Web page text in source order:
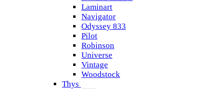
Laminart
Navigator
Odyssey 833
Pilot
Robinson
Universe
Vintage
Woodstock
Thys